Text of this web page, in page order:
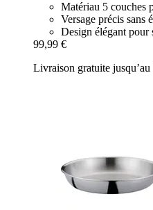
Matériau 5 couches
Versage précis sans
Design élégant pour
99,99 €
Livraison gratuite jusqu’au